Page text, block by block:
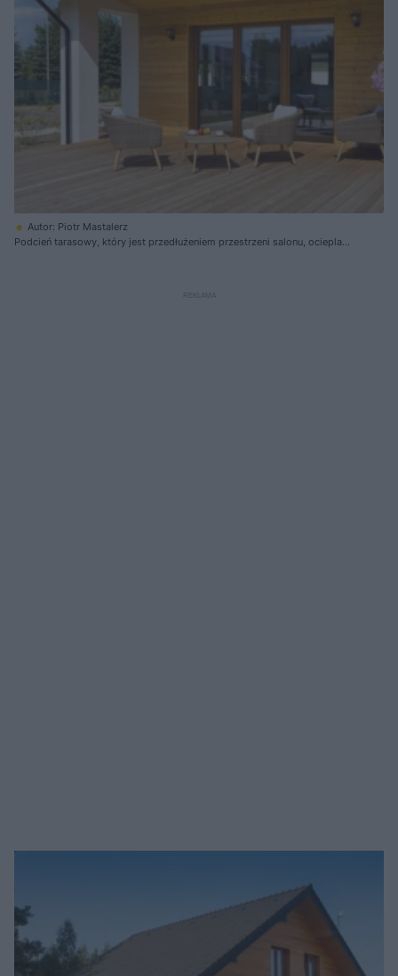
Autor: Piotr Mastalerz
Podcień tarasowy, który jest przedłużeniem przestrzeni salonu, ociepla